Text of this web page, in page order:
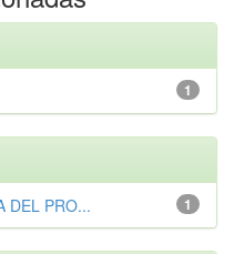
1
1
DEL PRO...